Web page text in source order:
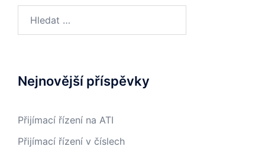
Nejnovější příspěvky
Přijímací řízení na ATI
Přijímací řízení v číslech